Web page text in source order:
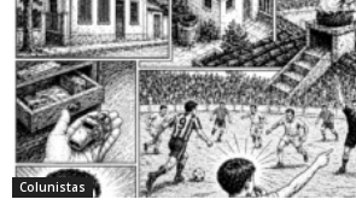
Colunistas